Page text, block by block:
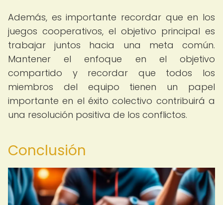
Además, es importante recordar que en los
juegos cooperativos, el objetivo principal es
trabajar juntos hacia una meta común.
Mantener el enfoque en el objetivo
compartido y recordar que todos los
miembros del equipo tienen un papel
importante en el éxito colectivo contribuirá a
una resolución positiva de los conflictos.
Conclusión